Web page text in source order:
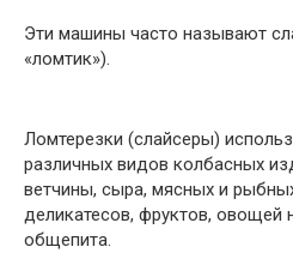
Эти машины часто называют
«ломтик»).
Ломтерезки (слайсеры)
различных видов колбасных
ветчины, сыра, мясных и
деликатесов, фруктов, овощей
общепита.